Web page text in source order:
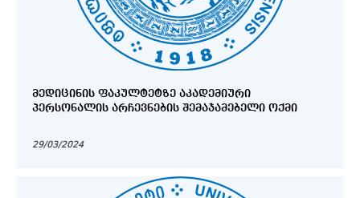
ᲛᲔᲓᲘᲪᲘᲜᲘᲡ ᲤᲐᲙᲣᲚᲢᲔᲢᲖᲔ ᲐᲙᲐᲓᲔᲛᲘᲣᲠᲘ
ᲞᲔᲠᲡᲝᲜᲐᲚᲘᲡ ᲐᲠᲩᲔᲕᲜᲔᲑᲘᲡ ᲨᲔᲛᲐᲯᲐᲛᲔᲑᲔᲚᲘ ᲝᲥᲛᲘ
29/03/2024